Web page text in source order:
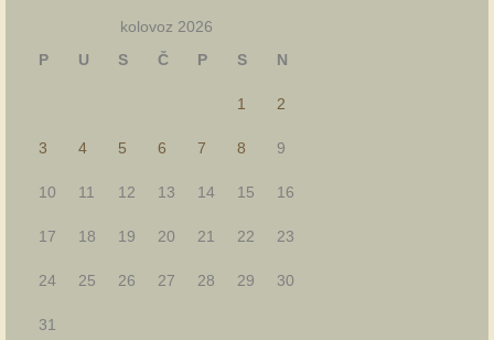
kolovoz 2026
P
U S Č P S N
1 2
3 4 5 6 7 8 9
10 11 12 13 14 15 16
17 18 19 20 21 22 23
24 25 26 27 28 29 30
31